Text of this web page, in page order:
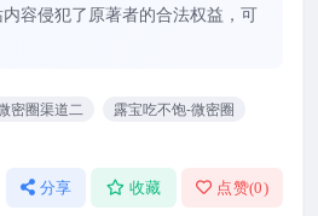
容侵犯了原著者的合法权益，可
密圈渠道二
露宝吃不饱-微密圈
分享 收藏 点赞(0)